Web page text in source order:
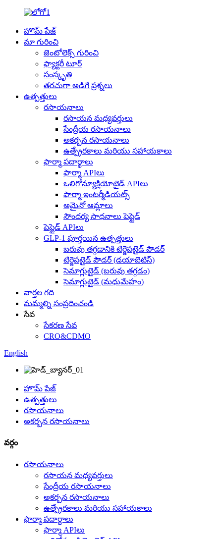
హొమ్ పేజ్
మా గురించి
జెంటోలెక్స్ గురించి
ఫ్యాక్టరీ టూర్
సంస్కృతి
తరచుగా అడిగే ప్రశ్నలు
ఉత్పత్తులు
రసాయనాలు
రసాయన మధ్యవర్తులు
సేంద్రీయ రసాయనాలు
అకర్బన రసాయనాలు
ఉత్ప్రేరకాలు మరియు సహాయకాలు
ఫార్మా పదార్థాలు
ఫార్మా APIలు
ఒలిగోన్యూక్లియోటైడ్ APIలు
ఫార్మా ఇంటర్మీడియట్స్
అమైనో ఆమ్లాలు
సౌందర్య సాధనాలు పెప్టైడ్
పెప్టైడ్ APIలు
GLP-1 పూర్తయిన ఉత్పత్తులు
బరువు తగ్గడానికి టిర్జెపటైడ్ పౌడర్
టిర్జెపటైడ్ పౌడర్ (డయాబెటిస్)
సెమాగ్లుటైడ్ (బరువు తగ్గడం)
సెమాగ్లుటైడ్ (మధుమేహం)
వార్తల గది
మమ్మల్ని సంప్రదించండి
సేవ
సేకరణ సేవ
CRO&CDMO
English
హొమ్ పేజ్
ఉత్పత్తులు
రసాయనాలు
అకర్బన రసాయనాలు
వర్గం
రసాయనాలు
రసాయన మధ్యవర్తులు
సేంద్రీయ రసాయనాలు
అకర్బన రసాయనాలు
ఉత్ప్రేరకాలు మరియు సహాయకాలు
ఫార్మా పదార్థాలు
ఫార్మా APIలు